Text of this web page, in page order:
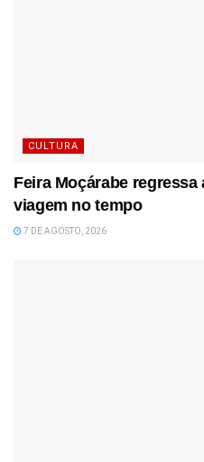
CULTURA
Feira Moçárabe
viagem no tempo
7 DE AGOSTO, 2026